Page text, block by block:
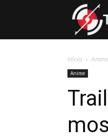
Início Anime
Anime